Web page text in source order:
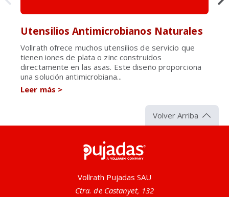
Utensilios Antimicrobianos Naturales
Vollrath ofrece muchos utensilios de servicio que
tienen iones de plata o zinc construidos
directamente en las asas. Este diseño proporciona
una solución antimicrobiana...
Leer más >
Volver Arriba
Vollrath Pujadas SAU
Ctra. de Castanyet, 132